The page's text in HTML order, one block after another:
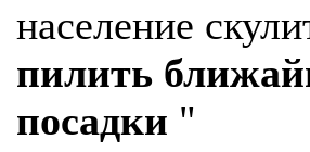
население
пилить
посадки "